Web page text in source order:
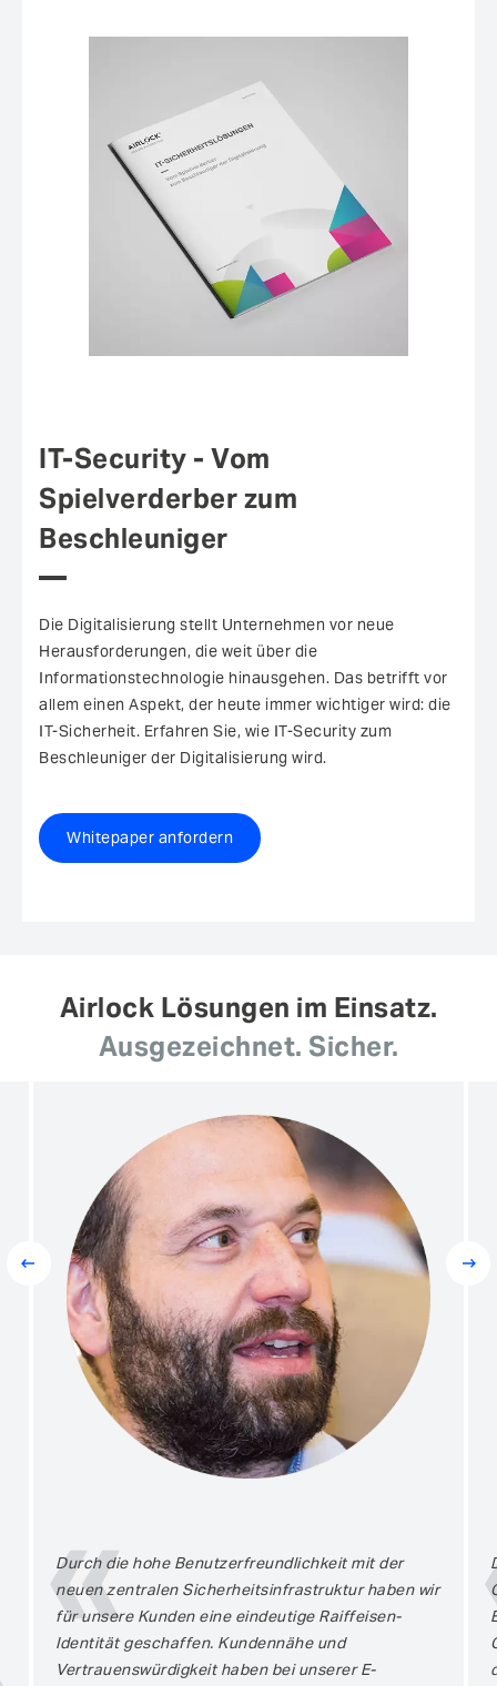
IT-Security - Vom
Spielverderber zum
Beschleuniger
Die Digitalisierung stellt Unternehmen vor neue
Herausforderungen, die weit über die
Informationstechnologie hinausgehen. Das betrifft vor
allem einen Aspekt, der heute immer wichtiger wird: die
IT-Sicherheit. Erfahren Sie, wie IT-Security zum
Beschleuniger der Digitalisierung wird.
Whitepaper anfordern
Airlock Lösungen im Einsatz.
Ausgezeichnet. Sicher.
Prev
Durch die hohe Benutzerfreundlichkeit mit der
neuen zentralen Sicherheitsinfrastruktur haben wir
für unsere Kunden eine eindeutige Raiffeisen-
Identität geschaffen. Kundennähe und
Vertrauenswürdigkeit haben bei unserer E-
Next